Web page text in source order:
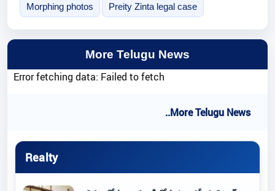
Morphing photos Preity Zinta legal case
More Telugu News
Error fetching data: Failed to fetch
..More Telugu News
Realty